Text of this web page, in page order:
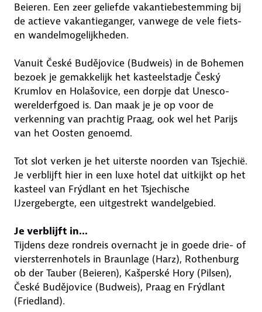
Beieren. Een zeer geliefde vakantiebestemming bij
de actieve vakantieganger, vanwege de vele fiets-
en wandelmogelijkheden.
Vanuit České Budějovice (Budweis) in de Bohemen
bezoek je gemakkelijk het kasteelstadje Český
Krumlov en Holašovice, een dorpje dat Unesco-
werelderfgoed is. Dan maak je je op voor de
verkenning van prachtig Praag, ook wel het Parijs
van het Oosten genoemd.
Tot slot verken je het uiterste noorden van Tsjechië.
Je verblijft hier in een luxe hotel dat uitkijkt op het
kasteel van Frýdlant en het Tsjechische
IJzergebergte, een uitgestrekt wandelgebied.
Je verblijft in...
Tijdens deze rondreis overnacht je in goede drie- of
viersterrenhotels in Braunlage (Harz), Rothenburg
ob der Tauber (Beieren), Kašperské Hory (Pilsen),
České Budějovice (Budweis), Praag en Frýdlant
(Friedland).